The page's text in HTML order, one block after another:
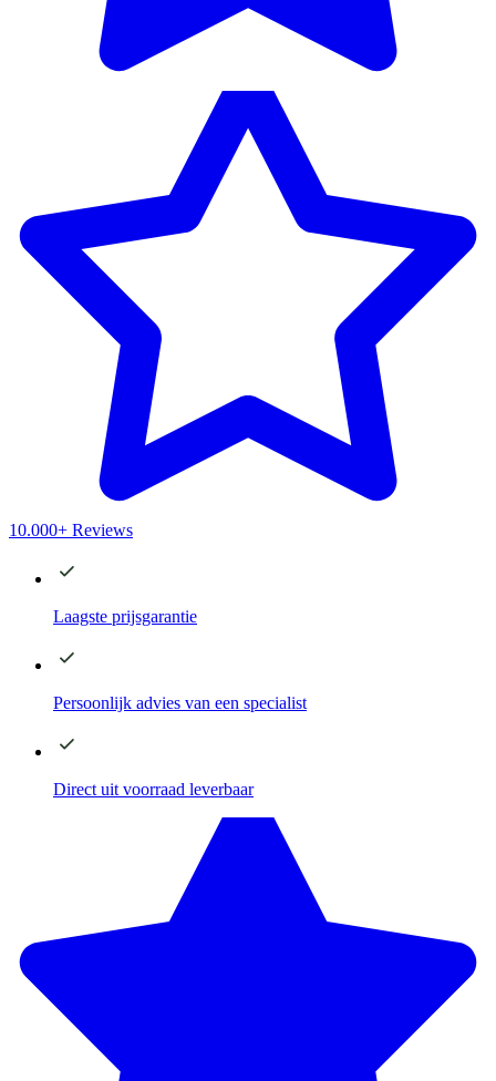
10.000+ Reviews
Laagste prijsgarantie
Persoonlijk advies van een specialist
Direct uit voorraad leverbaar